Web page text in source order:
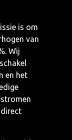
is om
van
Wij
en het